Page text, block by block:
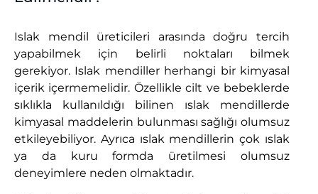
Islak mendil üreticileri arasında doğru tercih
yapabilmek için belirli noktaları bilmek
gerekiyor. Islak mendiller herhangi bir kimyasal
içerik içermemelidir. Özellikle cilt ve bebeklerde
sıklıkla kullanıldığı bilinen ıslak mendillerde
kimyasal maddelerin bulunması sağlığı olumsuz
etkileyebiliyor. Ayrıca ıslak mendillerin çok ıslak
ya da kuru formda üretilmesi olumsuz
deneyimlere neden olmaktadır.